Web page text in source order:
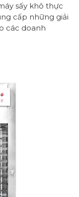
sấy khô thực
cấp những giải
các doanh